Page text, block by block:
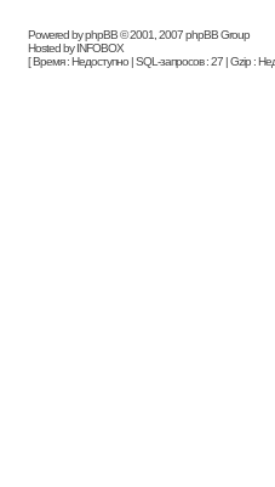
Powered by phpBB © 2001, 2007 phpBB Group
Hosted by INFOBOX
[ Время : Недоступно | SQL-запросов : 27 | Gzip :